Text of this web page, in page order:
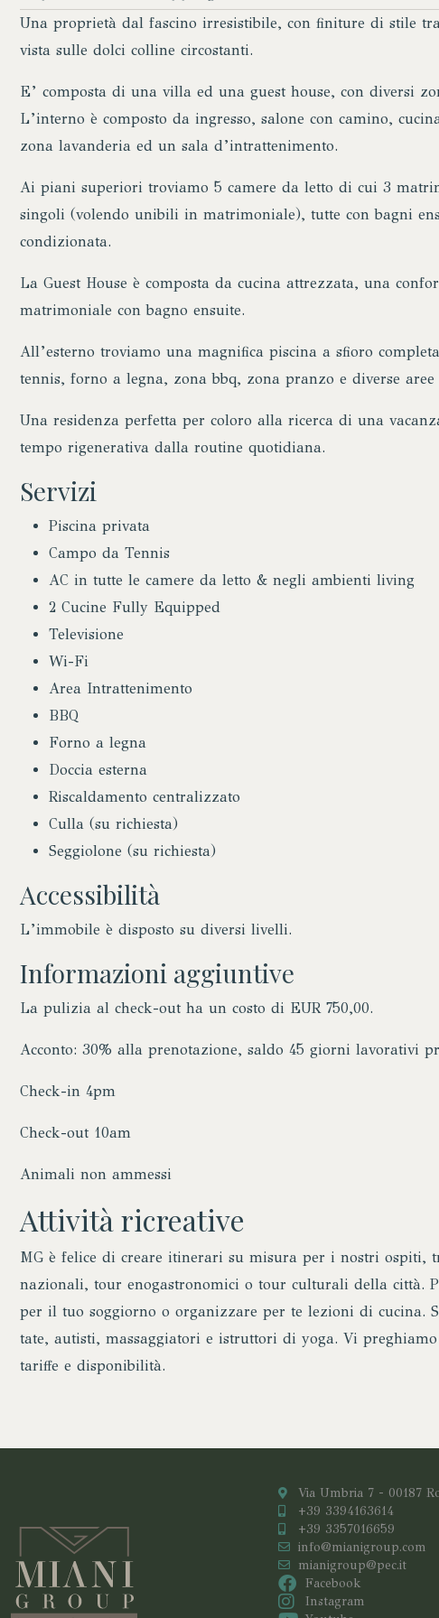
Una proprietà dal fascino irresistibile, con finiture di stile
vista sulle dolci colline circostanti.
E’ composta di una villa ed una guest house, con diversi
L’interno è composto da ingresso, salone con camino,
zona lavanderia ed un sala d’intrattenimento.
Ai piani superiori troviamo 5 camere da letto di cui 3
singoli (volendo unibili in matrimoniale), tutte con bagni
condizionata.
La Guest House è composta da cucina attrezzata, una
matrimoniale con bagno ensuite.
All’esterno troviamo una magnifica piscina a sfioro
tennis, forno a legna, zona bbq, zona pranzo e diverse aree
Una residenza perfetta per coloro alla ricerca di una
tempo rigenerativa dalla routine quotidiana.
Servizi
Piscina privata
Campo da Tennis
AC in tutte le camere da letto & negli ambienti living
2 Cucine Fully Equipped
Televisione
Wi-Fi
Area Intrattenimento
BBQ
Forno a legna
Doccia esterna
Riscaldamento centralizzato
Culla (su richiesta)
Seggiolone (su richiesta)
Accessibilità
L’immobile è disposto su diversi livelli.
Informazioni aggiuntive
La pulizia al check-out ha un costo di EUR 750,00.
Acconto: 30% alla prenotazione, saldo 45 giorni lavorativi
Check-in 4pm
Check-out 10am
Animali non ammessi
Attività ricreative
MG è felice di creare itinerari su misura per i nostri ospiti,
nazionali, tour enogastronomici o tour culturali della città.
per il tuo soggiorno o organizzare per te lezioni di cucina.
tate, autisti, massaggiatori e istruttori di yoga. Vi
tariffe e disponibilità.
Via Umbria 7 - 00187
+39 3394163614
+39 3357016659
info@mianigroup.com
mianigroup@pec.it
Facebook
Instagram